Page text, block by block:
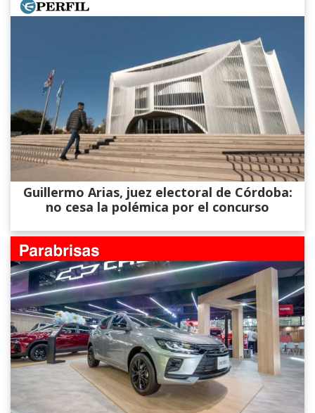
Guillermo Arias, juez electoral de Córdoba:
no cesa la polémica por el concurso